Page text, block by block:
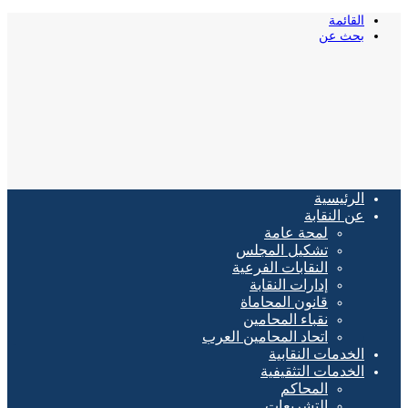
القائمة
بحث عن
الرئيسية
عن النقابة
لمحة عامة
تشكيل المجلس
النقابات الفرعية
إدارات النقابة
قانون المحاماة
نقباء المحامين
اتحاد المحامين العرب
الخدمات النقابية
الخدمات التثقيفية
المحاكم